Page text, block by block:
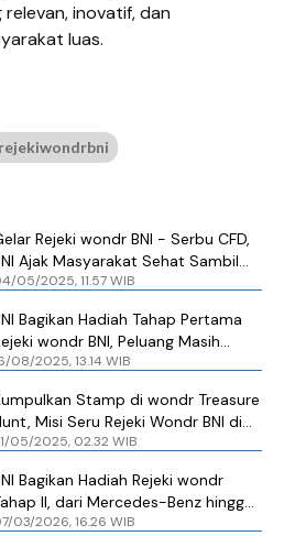
inovatif, dan
luas.
rejekiwondrbni
Rejeki wondr BNI - Serbu CFD,
Ajak Masyarakat Sehat Sambil
Hadiah Menarik
05/2025, 11.57 WIB
Bagikan Hadiah Tahap Pertama
wondr BNI, Peluang Masih
Lebar hingga Februari 2026
08/2025, 13.14 WIB
Stamp di wondr Treasure
Misi Seru Rejeki Wondr BNI di
Jazz Festival 2025
05/2025, 02.32 WIB
Bagikan Hadiah Rejeki wondr
II, dari Mercedes-Benz hingga
Gadget
03/2026, 16.26 WIB